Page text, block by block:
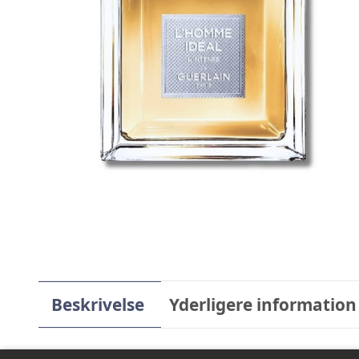
Beskrivelse Yderligere information